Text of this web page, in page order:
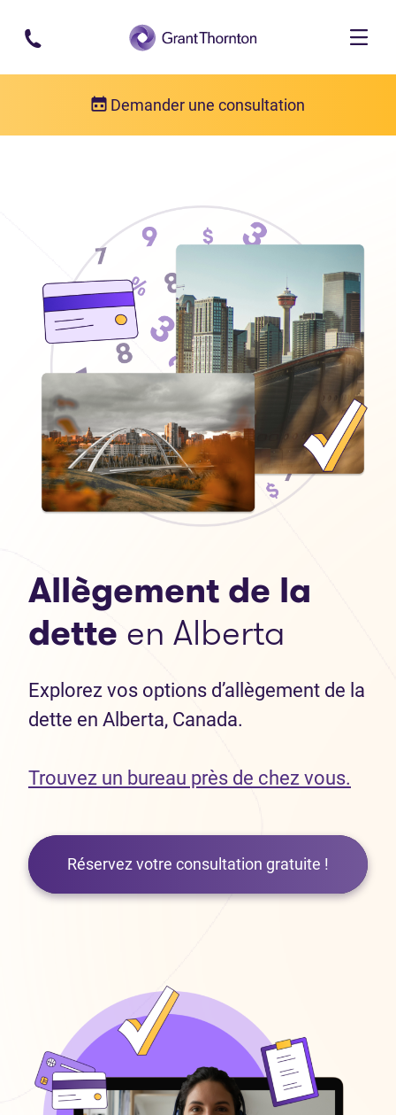
Passer au contenu principal
Demander une consultation
Allègement de la
dette en Alberta
Explorez vos options d’allègement de la
dette en Alberta, Canada.
Trouvez un bureau près de chez vous.
Réservez votre consultation gratuite !